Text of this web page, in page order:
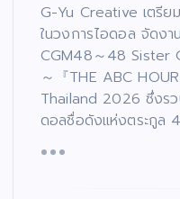
G-Yu Creative เตรี
ในวงการไอดอล จัดง
CGM48～48 Sister
～『THE ABC
Thailand 2026 ซึ่งร
ดอลชื่อดังแห่งตระกูล